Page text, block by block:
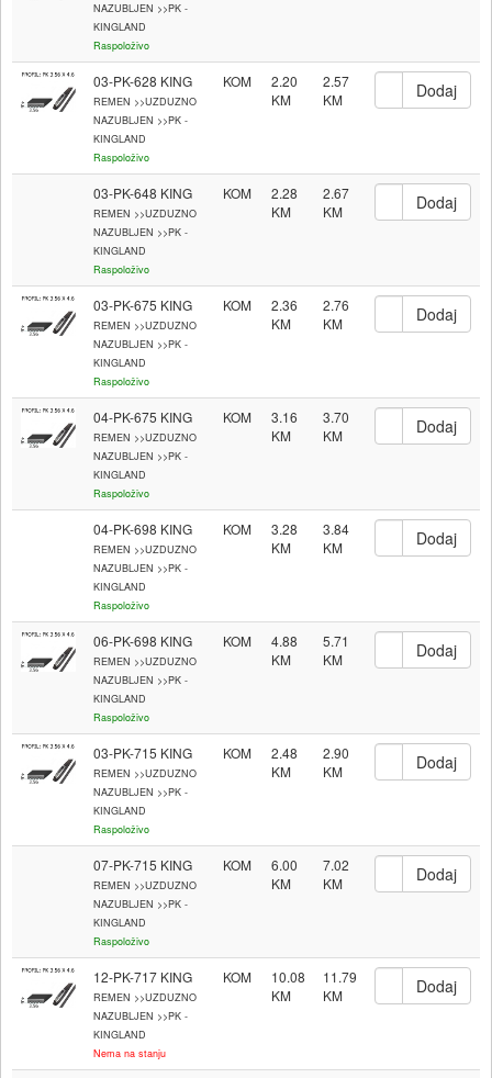
NAZUBLJEN >>PK -
KINGLAND
Raspoloživo
03-PK-628 KING
REMEN >>UZDUZNO
NAZUBLJEN >>PK -
KINGLAND
Raspoloživo
KOM 2.20 2.57
03-PK-648 KING
REMEN >>UZDUZNO
NAZUBLJEN >>PK -
KINGLAND
Raspoloživo
KOM 2.28 2.67
03-PK-675 KING
REMEN >>UZDUZNO
NAZUBLJEN >>PK -
KINGLAND
Raspoloživo
KOM 2.36 2.76
04-PK-675 KING
REMEN >>UZDUZNO
NAZUBLJEN >>PK -
KINGLAND
Raspoloživo
KOM 3.16 3.70
04-PK-698 KING
REMEN >>UZDUZNO
NAZUBLJEN >>PK -
KINGLAND
Raspoloživo
KOM 3.28 3.84
06-PK-698 KING
REMEN >>UZDUZNO
NAZUBLJEN >>PK -
KINGLAND
Raspoloživo
KOM 4.88 5.71
03-PK-715 KING
REMEN >>UZDUZNO
NAZUBLJEN >>PK -
KINGLAND
Raspoloživo
KOM 2.48 2.90
07-PK-715 KING
REMEN >>UZDUZNO
NAZUBLJEN >>PK -
KINGLAND
Raspoloživo
KOM 6.00 7.02
12-PK-717 KING
REMEN >>UZDUZNO
NAZUBLJEN >>PK -
KINGLAND
Nema na stanju
KOM 10.08 11.79